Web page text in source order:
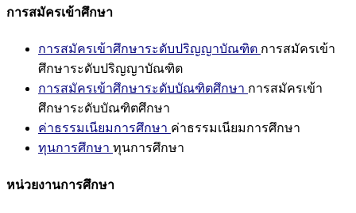
การสมัครเข้าศึกษา
การสมัครเข้าศึกษาระดับปริญญาบัณฑิต การสมัครเข้า
ศึกษาระดับปริญญาบัณฑิต
การสมัครเข้าศึกษาระดับบัณฑิตศึกษา การสมัครเข้า
ศึกษาระดับบัณฑิตศึกษา
ค่าธรรมเนียมการศึกษา ค่าธรรมเนียมการศึกษา
ทุนการศึกษา ทุนการศึกษา
หน่วยงานการศึกษา